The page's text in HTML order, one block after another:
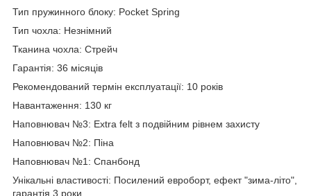
Тип пружинного блоку: Pocket Spring
Тип чохла: Незнімний
Тканина чохла: Стрейч
Гарантія: 36 місяців
Рекомендований термін експлуатації: 10 років
Навантаження: 130 кг
Наповнювач №3: Extra felt з подвійним рівнем захисту
Наповнювач №2: Піна
Наповнювач №1: Спанбонд
Унікальні властивості: Посилений евроборт, ефект "зима-літо",
гарантія 3 роки